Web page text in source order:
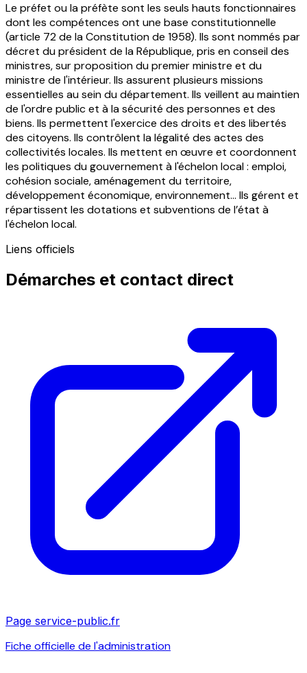
Le préfet ou la préfète sont les seuls hauts fonctionnaires
dont les compétences ont une base constitutionnelle
(article 72 de la Constitution de 1958). Ils sont nommés par
décret du président de la République, pris en conseil des
ministres, sur proposition du premier ministre et du
ministre de l'intérieur. Ils assurent plusieurs missions
essentielles au sein du département. Ils veillent au maintien
de l'ordre public et à la sécurité des personnes et des
biens. Ils permettent l'exercice des droits et des libertés
des citoyens. Ils contrôlent la légalité des actes des
collectivités locales. Ils mettent en œuvre et coordonnent
les politiques du gouvernement à l'échelon local : emploi,
cohésion sociale, aménagement du territoire,
développement économique, environnement... Ils gérent et
répartissent les dotations et subventions de l’état à
l'échelon local.
Liens officiels
Démarches et contact direct
Page service-public.fr
Fiche officielle de l'administration